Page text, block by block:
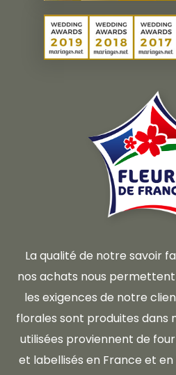
La qualité de notre savoir
nos achats nous
les exigences de notre
florales sont produites dans
utilisées proviennent de
et labellisés en France et en